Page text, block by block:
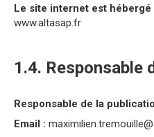
Le site internet est hébergé
www.altasap.fr
1.4. Responsable
Responsable de la
Email :